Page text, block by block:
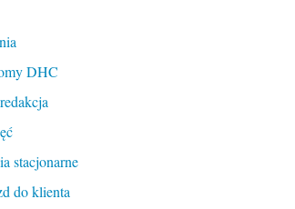
DHC
stacjonarne
do klienta